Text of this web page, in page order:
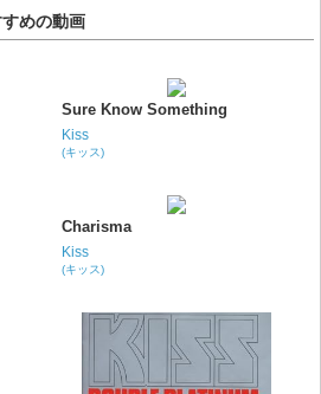
めの動画
Sure Know Something
Kiss
(キッス)
Charisma
Kiss
(キッス)